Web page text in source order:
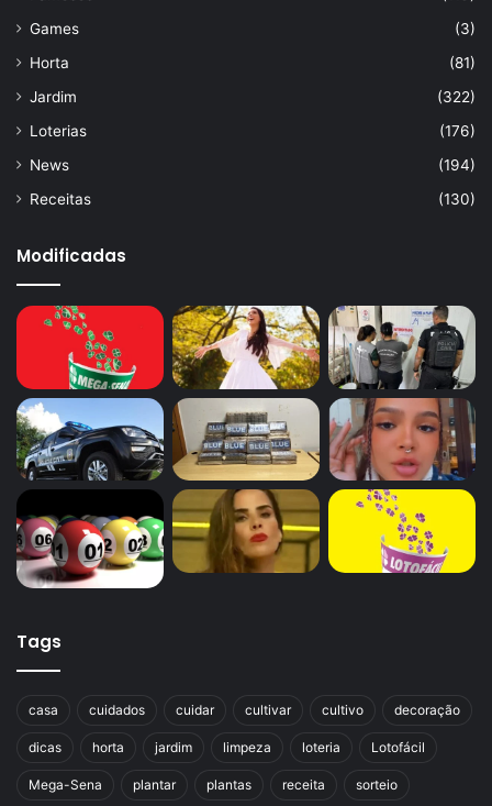
Games
(3)
Horta
(81)
Jardim
(322)
Loterias
(176)
News
(194)
Receitas
(130)
Modificadas
Tags
casa cuidados cuidar cultivar cultivo decoração
dicas horta jardim limpeza loteria Lotofácil
Mega-Sena plantar plantas receita sorteio